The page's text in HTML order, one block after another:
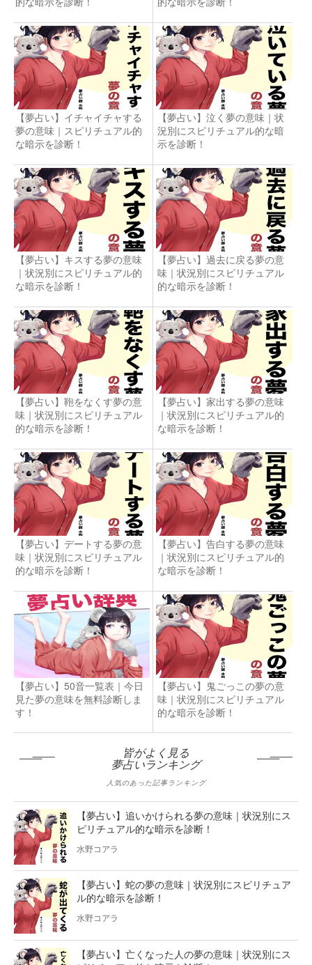
【夢占い】イチャイチャする
夢の意味｜スピリチュアル的
な暗示を診断！
【夢占い】泣く夢の意味｜状
況別にスピリチュアル的な暗
示を診断！
【夢占い】キスする夢の意味
｜状況別にスピリチュアル的
な暗示を診断！
【夢占い】過去に戻る夢の意
味｜状況別にスピリチュアル
的な暗示を診断！
【夢占い】鞄をなくす夢の意
味｜状況別にスピリチュアル
的な暗示を診断！
【夢占い】家出する夢の意味
｜状況別にスピリチュアル的
な暗示を診断！
【夢占い】デートする夢の意
味｜状況別にスピリチュアル
的な暗示を診断！
【夢占い】告白する夢の意味
｜状況別にスピリチュアル的
な暗示を診断！
【夢占い】50音一覧表｜今日
見た夢の意味を無料診断しま
す！
【夢占い】鬼ごっこの夢の意
味｜状況別にスピリチュアル
的な暗示を診断！
皆がよく見る
夢占いランキング
人気のあった記事ランキング
【夢占い】追いかけられる夢の意味｜状況別にス
ピリチュアル的な暗示を診断！
水野コアラ
【夢占い】蛇の夢の意味｜状況別にスピリチュア
ル的な暗示を診断！
水野コアラ
【夢占い】亡くなった人の夢の意味｜状況別にス